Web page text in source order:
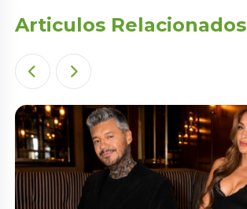
Articulos Relacionados